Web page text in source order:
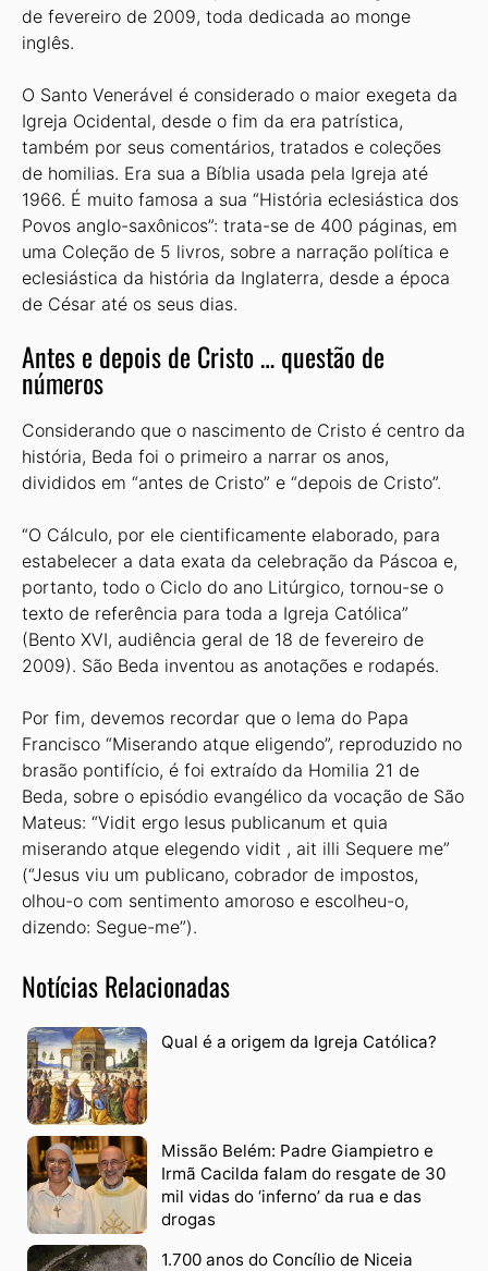
de fevereiro de 2009, toda dedicada ao monge
inglês.
O Santo Venerável é considerado o maior exegeta da
Igreja Ocidental, desde o fim da era patrística,
também por seus comentários, tratados e coleções
de homilias. Era sua a Bíblia usada pela Igreja até
1966. É muito famosa a sua “História eclesiástica dos
Povos anglo-saxônicos”: trata-se de 400 páginas, em
uma Coleção de 5 livros, sobre a narração política e
eclesiástica da história da Inglaterra, desde a época
de César até os seus dias.
Antes e depois de Cristo … questão de
números
Considerando que o nascimento de Cristo é centro da
história, Beda foi o primeiro a narrar os anos,
divididos em “antes de Cristo” e “depois de Cristo”.
“O Cálculo, por ele cientificamente elaborado, para
estabelecer a data exata da celebração da Páscoa e,
portanto, todo o Ciclo do ano Litúrgico, tornou-se o
texto de referência para toda a Igreja Católica”
(Bento XVI, audiência geral de 18 de fevereiro de
2009). São Beda inventou as anotações e rodapés.
Por fim, devemos recordar que o lema do Papa
Francisco “Miserando atque eligendo”, reproduzido no
brasão pontifício, é foi extraído da Homilia 21 de
Beda, sobre o episódio evangélico da vocação de São
Mateus: “Vidit ergo Iesus publicanum et quia
miserando atque elegendo vidit , ait illi Sequere me”
(“Jesus viu um publicano, cobrador de impostos,
olhou-o com sentimento amoroso e escolheu-o,
dizendo: Segue-me”).
Notícias Relacionadas
Qual é a origem da Igreja Católica?
Missão Belém: Padre Giampietro e
Irmã Cacilda falam do resgate de 30
mil vidas do ‘inferno’ da rua e das
drogas
1.700 anos do Concílio de Niceia